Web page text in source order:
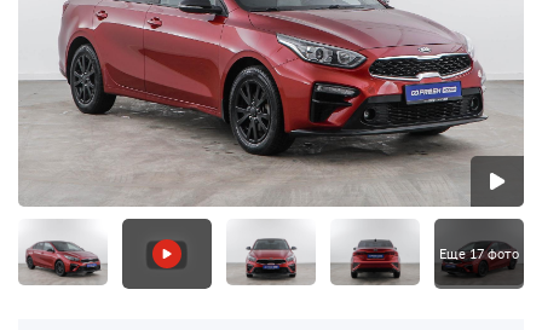
Еще 17 фото